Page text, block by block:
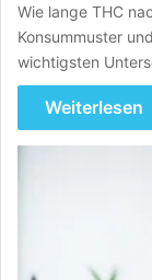
Wie lange THC
Konsummuster
wichtigsten
Weiterlesen